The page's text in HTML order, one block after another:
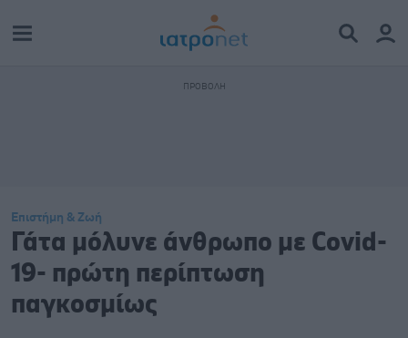
Επιστήμη & Ζωή
Γάτα μόλυνε άνθρωπο με Covid-
19- πρώτη περίπτωση
παγκοσμίως